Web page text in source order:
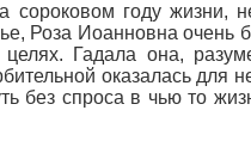
году жизни,
Роза Иоанновна очень
Гадала она,
оказалась для
без спроса в чью то